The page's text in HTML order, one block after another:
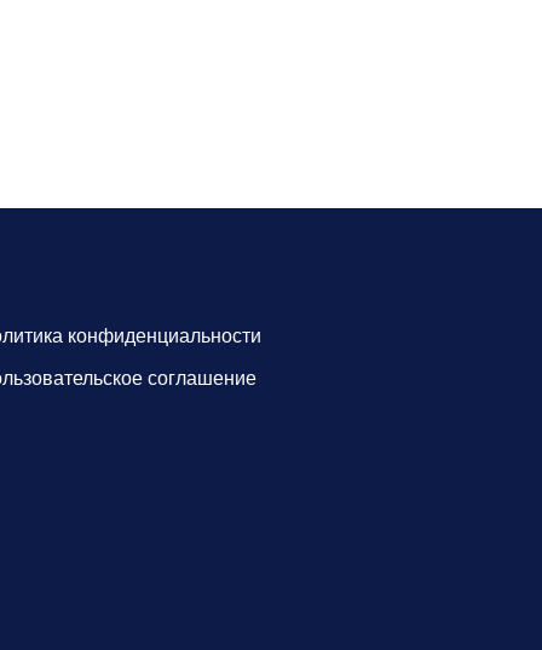
конфиденциальности
соглашение